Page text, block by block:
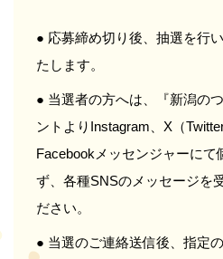
● 応募締め切り後、抽選を行
たします。
● 当選者の方へは、『新潟の
ントよりInstagram、X（
Facebookメッセンジャーにて
ず、各種SNSのメッセージを
ださい。
● 当選のご連絡送信後、指定